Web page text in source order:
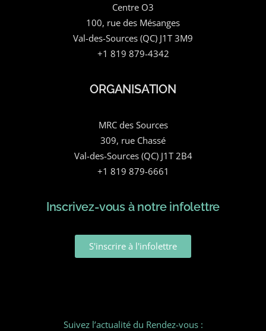
Centre O3
100, rue des Mésanges
Val-des-Sources (QC) J1T 3M9
+1 819 879-4342
ORGANISATION
MRC des Sources
309, rue Chassé
Val-des-Sources (QC) J1T 2B4
+1 819 879-6661
Inscrivez-vous à notre infolettre
S'inscrire à l'infolettre
Suivez l’actualité du Rendez-vous :